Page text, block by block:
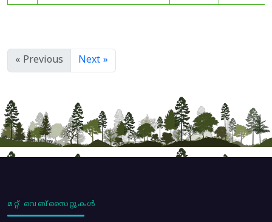
« Previous Next »
മറ്റ് വെബ്സൈറ്റുകൾ